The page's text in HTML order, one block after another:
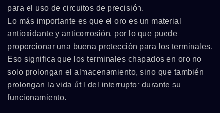
para el uso de circuitos de precisión.
Lo más importante es que el oro es un material
antioxidante y anticorrosión, por lo que puede
proporcionar una buena protección para los terminales.
Eso significa que los terminales chapados en oro no
solo prolongan el almacenamiento, sino que también
prolongan la vida útil del interruptor durante su
funcionamiento.